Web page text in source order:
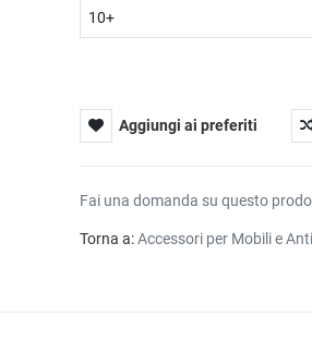
10+
Aggiungi ai preferiti
Fai una domanda su questo
Torna a:Accessori per Mobili e